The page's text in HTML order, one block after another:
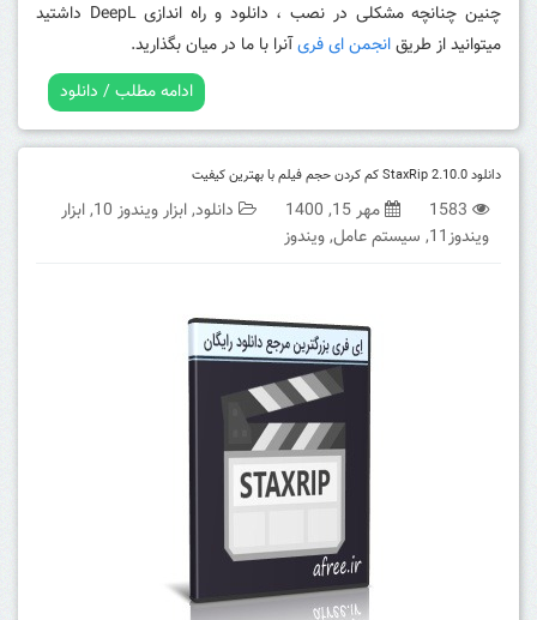
چنین چنانچه مشکلی در نصب ، دانلود و راه اندازی DeepL داشتید
میتوانید از طریقانجمن ای فریآنرا با ما در میان بگذارید.
ادامه مطلب / دانلود
دانلود StaxRip 2.10.0 کم کردن حجم فیلم با بهترین کیفیت
1583 مهر 15, 1400 دانلود,ابزار ویندوز 10 ,ابزار
ویندوز11
, سیستم عامل,ویندوز